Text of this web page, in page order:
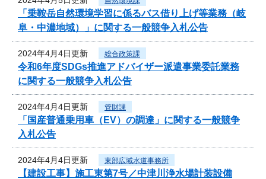
「乗鞍岳自然環境学習に係るバス借り上げ等業務（岐
阜・中濃地域）」に関する一般競争入札公告
2024年4月4日更新 総合政策課
令和6年度SDGs推進アドバイザー派遣事業委託業務
に関する一般競争入札公告
2024年4月4日更新 管財課
「国産普通乗用車（EV）の調達」に関する一般競争
入札公告
2024年4月4日更新 東部広域水道事務所
【建設工事】施工東第7号／中津川浄水場計装設備